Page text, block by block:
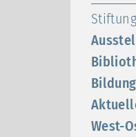
Stiftung
West-